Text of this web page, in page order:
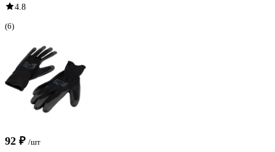
4.8
(6)
92 ₽ /шт